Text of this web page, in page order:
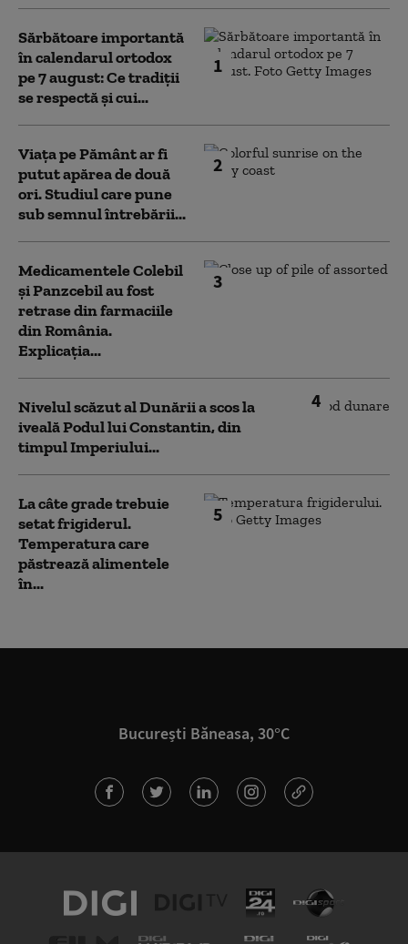
1
Sărbătoare importantă
în calendarul ortodox
pe 7 august: Ce tradiții
se respectă și cui...
2
Viața pe Pământ ar fi
putut apărea de două
ori. Studiul care pune
sub semnul întrebării...
3
Medicamentele Colebil
și Panzcebil au fost
retrase din farmaciile
din România.
Explicația...
4
Nivelul scăzut al Dunării a scos la
iveală Podul lui Constantin, din
timpul Imperiului...
5
La câte grade trebuie
setat frigiderul.
Temperatura care
păstrează alimentele
în...
București Băneasa, 30°C